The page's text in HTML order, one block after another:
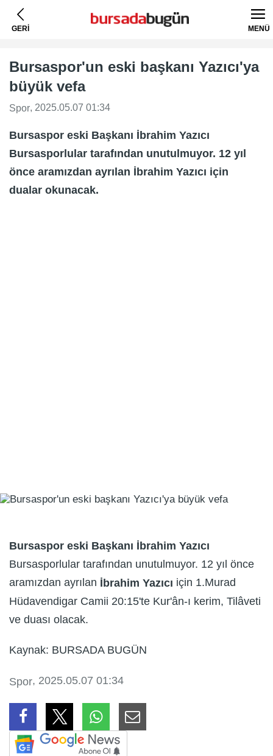
GERİ MENÜ
Bursaspor'un eski başkanı Yazıcı'ya
büyük vefa
Spor, 2025.05.07 01:34
Bursaspor eski Başkanı İbrahim Yazıcı
Bursasporlular tarafından unutulmuyor. 12 yıl
önce aramızdan ayrılan İbrahim Yazıcı için
dualar okunacak.
Bursaspor eski Başkanı İbrahim Yazıcı
Bursasporlular tarafından unutulmuyor. 12 yıl önce
aramızdan ayrılan İbrahim Yazıcı için 1.Murad
Hüdavendigar Camii 20:15'te Kur'ân-ı kerim, Tilâveti
ve duası olacak.
Kaynak: BURSADA BUGÜN
Spor, 2025.05.07 01:34